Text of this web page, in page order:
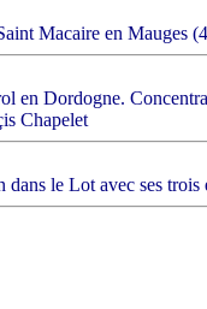
Macaire en Mauges
en Dordogne.
Chapelet
le Lot avec ses trois